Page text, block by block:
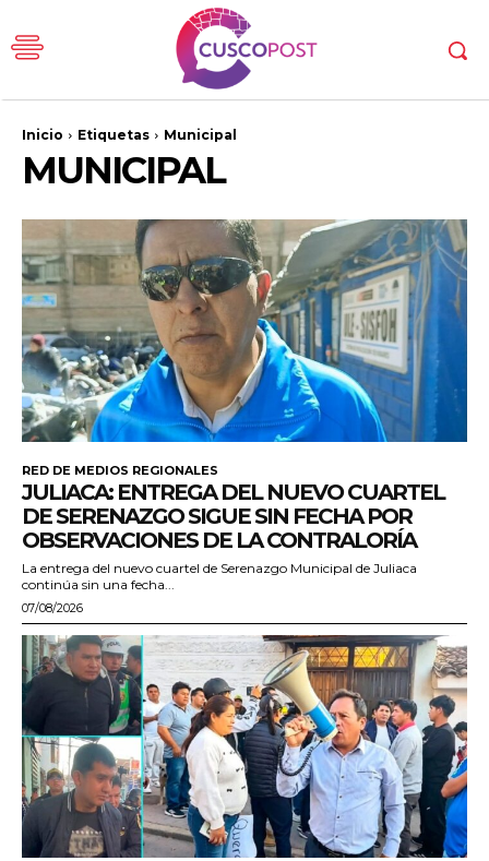
Inicio Etiquetas Municipal
MUNICIPAL
RED DE MEDIOS REGIONALES
JULIACA: ENTREGA DEL NUEVO CUARTEL
DE SERENAZGO SIGUE SIN FECHA POR
OBSERVACIONES DE LA CONTRALORÍA
La entrega del nuevo cuartel de Serenazgo Municipal de Juliaca
continúa sin una fecha...
07/08/2026